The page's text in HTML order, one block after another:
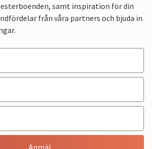
samt inspiration för din
från våra partners och bjuda in